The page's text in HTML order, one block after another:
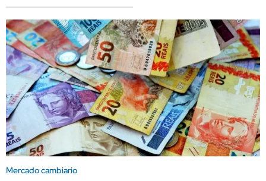
Mercado cambiario